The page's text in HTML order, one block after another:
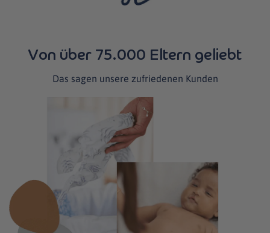
Von über 75.000 Eltern geliebt
Das sagen unsere zufriedenen Kunden